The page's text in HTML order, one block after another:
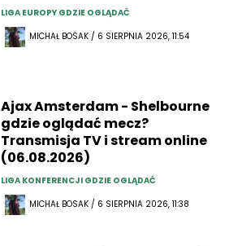
LIGA EUROPY GDZIE OGLĄDAĆ
MICHAŁ BOSAK / 6 SIERPNIA 2026, 11:54
Ajax Amsterdam - Shelbourne
gdzie oglądać mecz?
Transmisja TV i stream online
(06.08.2026)
LIGA KONFERENCJI GDZIE OGLĄDAĆ
MICHAŁ BOSAK / 6 SIERPNIA 2026, 11:38